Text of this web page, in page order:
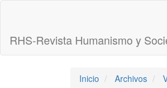
principal
Barra
RHS-Revista Humanismo y
Inicio Archivos